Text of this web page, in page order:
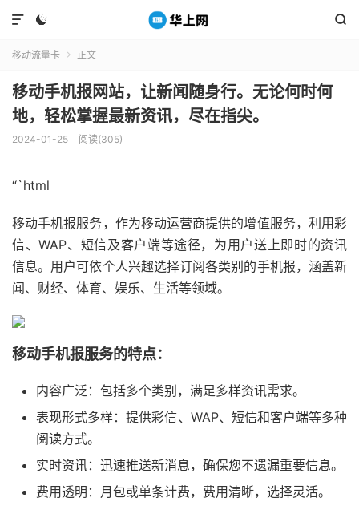
 

移动流量卡  正文
移动手机报网站，让新闻随身行。无论何时何
地，轻松掌握最新资讯，尽在指尖。
2024-01-25 阅读(305)
“`html
移动手机报服务，作为移动运营商提供的增值服务，利用彩
信、WAP、短信及客户端等途径，为用户送上即时的资讯
信息。用户可依个人兴趣选择订阅各类别的手机报，涵盖新
闻、财经、体育、娱乐、生活等领域。
移动手机报服务的特点：
内容广泛：包括多个类别，满足多样资讯需求。
表现形式多样：提供彩信、WAP、短信和客户端等多种
阅读方式。
实时资讯：迅速推送新消息，确保您不遗漏重要信息。
费用透明：月包或单条计费，费用清晰，选择灵活。